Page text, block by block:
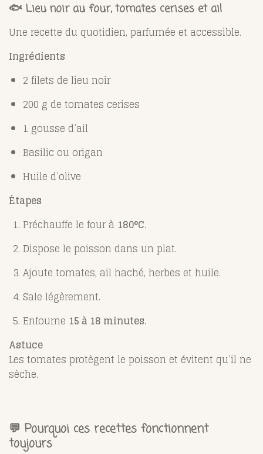
🐟 Lieu noir au four, tomates cerises et ail
Une recette du quotidien, parfumée et accessible.
Ingrédients
2 filets de lieu noir
200 g de tomates cerises
1 gousse d’ail
Basilic ou origan
Huile d’olive
Étapes
Préchauffe le four à 180°C.
Dispose le poisson dans un plat.
Ajoute tomates, ail haché, herbes et huile.
Sale légèrement.
Enfourne 15 à 18 minutes.
Astuce
Les tomates protègent le poisson et évitent qu’il ne
sèche.
💬 Pourquoi ces recettes fonctionnent
toujours